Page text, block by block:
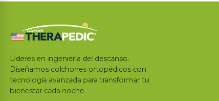
Líderes en ingeniería del descanso.
Diseñamos colchones ortopédicos con
tecnología avanzada para transformar tu
bienestar cada noche.